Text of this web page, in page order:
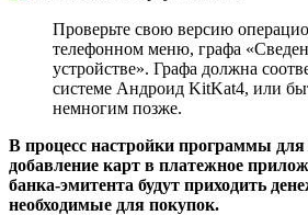
Проверьте свою версию
телефонном меню, графа
устройстве». Графа должна
системе Андроид KitKat4, или
немногим позже.
В процесс настройки программы для
добавление карт в платежное
банка-эмитента будут приходить
необходимые для покупок.